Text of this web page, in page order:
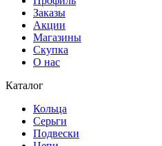
Заказы
Акции
Магазины
Скупка
О нас
Каталог
Кольца
Серьги
Подвески